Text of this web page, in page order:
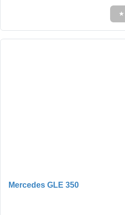
★
Mercedes GLE 350